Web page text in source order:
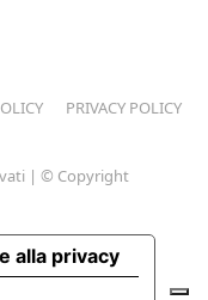
PRIVACY POLICY
| © Copyright
alla privacy